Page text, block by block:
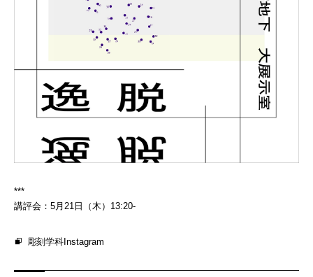
***
講評会：5月21日（木）13:20-
彫刻学科Instagram